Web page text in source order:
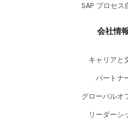
SAP プロセス
会社情
キャリアと
パートナ
グローバルオ
リーダーシ